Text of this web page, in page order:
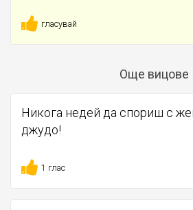
гласувай
Още вицове
Никога недей да спориш с
джудо!
1 глас